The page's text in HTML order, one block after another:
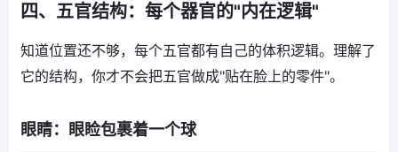
四、五官结构：每个器官的"内在逻辑"
知道位置还不够，每个五官都有自己的体积逻辑。理解了
它的结构，你才不会把五官做成"贴在脸上的零件"。
眼睛：眼睑包裹着一个球